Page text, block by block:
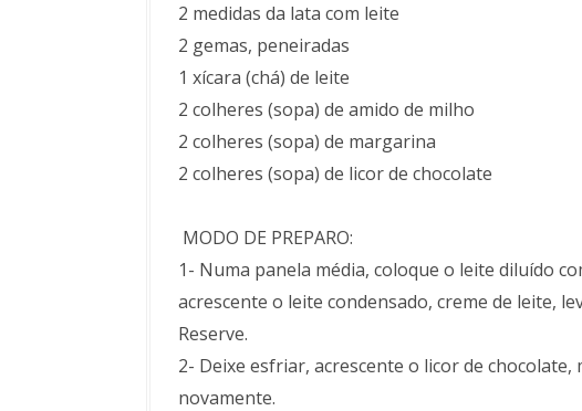
2 medidas da lata com leite
2 gemas, peneiradas
1 xícara (chá) de leite
2 colheres (sopa) de amido de milho
2 colheres (sopa) de margarina
2 colheres (sopa) de licor de chocolate
MODO DE PREPARO:
1- Numa panela média, coloque o leite diluído
acrescente o leite condensado, creme de leite,
Reserve.
2- Deixe esfriar, acrescente o licor de chocolate,
novamente.